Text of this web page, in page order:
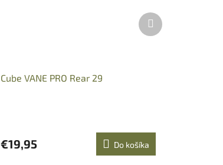
Cube VANE PRO Rear 29
€19,95 Do košíka
Ďalší
produkt